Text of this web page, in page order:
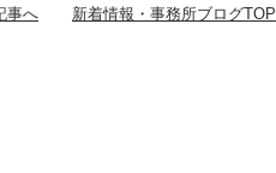
事へ 新着情報・事務所ブログTOP